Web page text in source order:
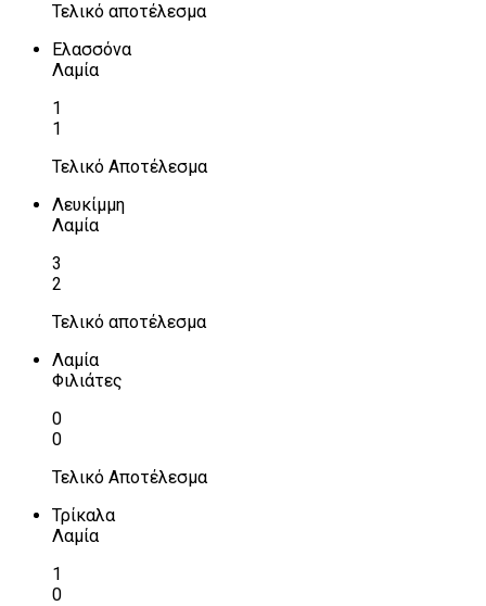
Τελικό αποτέλεσμα
Ελασσόνα
Λαμία
1
1
Τελικό Αποτέλεσμα
Λευκίμμη
Λαμία
3
2
Τελικό αποτέλεσμα
Λαμία
Φιλιάτες
0
0
Τελικό Αποτέλεσμα
Τρίκαλα
Λαμία
1
0